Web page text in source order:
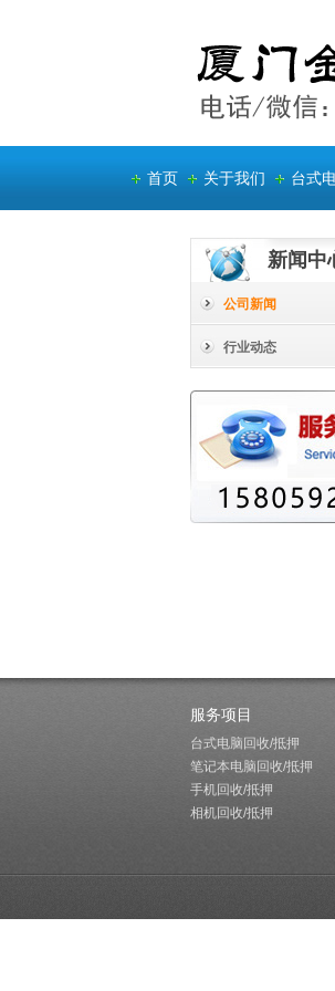
首页 关于我们 台式
新闻中
公司新闻
行业动态
服务项目
台式电脑回收/抵押
笔记本电脑回收/抵押
手机回收/抵押
相机回收/抵押